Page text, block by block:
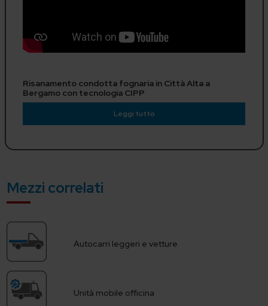
Risanamento condotta fognaria in Città Alta a
Bergamo con tecnologia CIPP
Leggi tutto
Mezzi correlati
Autocarri leggeri e vetture
Unità mobile officina